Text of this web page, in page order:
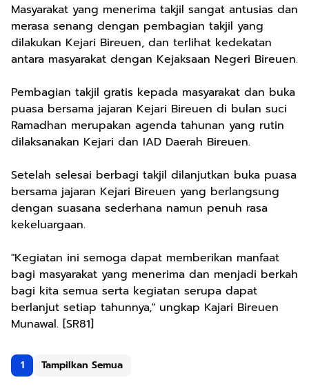
Masyarakat yang menerima takjil sangat antusias dan
merasa senang dengan pembagian takjil yang
dilakukan Kejari Bireuen, dan terlihat kedekatan
antara masyarakat dengan Kejaksaan Negeri Bireuen.
Pembagian takjil gratis kepada masyarakat dan buka
puasa bersama jajaran Kejari Bireuen di bulan suci
Ramadhan merupakan agenda tahunan yang rutin
dilaksanakan Kejari dan IAD Daerah Bireuen.
Setelah selesai berbagi takjil dilanjutkan buka puasa
bersama jajaran Kejari Bireuen yang berlangsung
dengan suasana sederhana namun penuh rasa
kekeluargaan.
"Kegiatan ini semoga dapat memberikan manfaat
bagi masyarakat yang menerima dan menjadi berkah
bagi kita semua serta kegiatan serupa dapat
berlanjut setiap tahunnya," ungkap Kajari Bireuen
Munawal. [SR81]
1 Tampilkan Semua